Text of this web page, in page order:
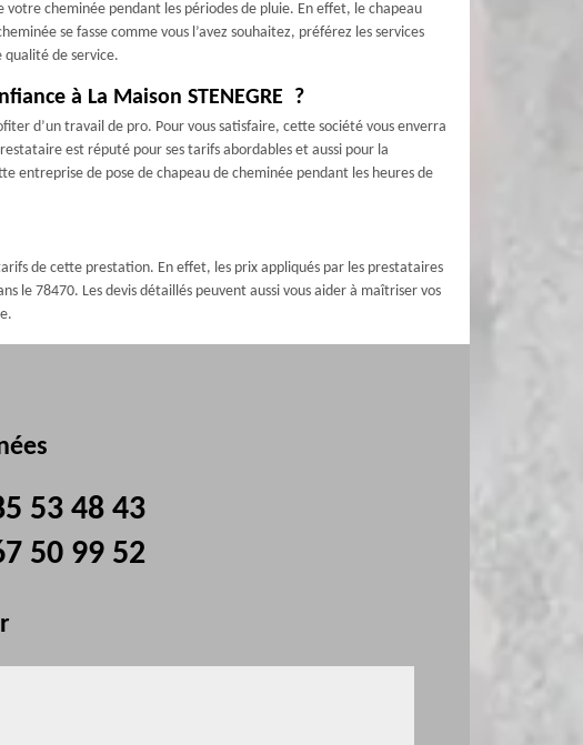
votre cheminée pendant les périodes de pluie. En effet, le chapeau
se fasse comme vous l’avez souhaitez, préférez les services
qualité de service.
à La Maison STENEGRE ?
d’un travail de pro. Pour vous satisfaire, cette société vous enverra
est réputé pour ses tarifs abordables et aussi pour la
entreprise de pose de chapeau de cheminée pendant les heures de
de cette prestation. En effet, les prix appliqués par les prestataires
le 78470. Les devis détaillés peuvent aussi vous aider à maîtriser vos
53 48 43
50 99 52